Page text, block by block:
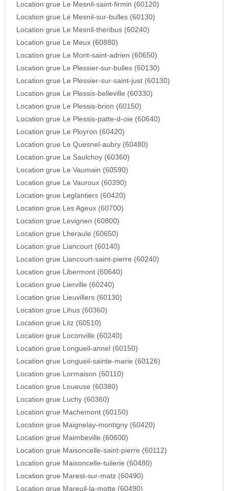
Location grue Le Mesnil-saint-firmin (60120)
Location grue Le Mesnil-sur-bulles (60130)
Location grue Le Mesnil-theribus (60240)
Location grue Le Meux (60880)
Location grue Le Mont-saint-adrien (60650)
Location grue Le Plessier-sur-bulles (60130)
Location grue Le Plessier-sur-saint-just (60130)
Location grue Le Plessis-belleville (60330)
Location grue Le Plessis-brion (60150)
Location grue Le Plessis-patte-d-oie (60640)
Location grue Le Ployron (60420)
Location grue Le Quesnel-aubry (60480)
Location grue Le Saulchoy (60360)
Location grue Le Vaumain (60590)
Location grue Le Vauroux (60390)
Location grue Leglantiers (60420)
Location grue Les Ageux (60700)
Location grue Levignen (60800)
Location grue Lheraule (60650)
Location grue Liancourt (60140)
Location grue Liancourt-saint-pierre (60240)
Location grue Libermont (60640)
Location grue Lierville (60240)
Location grue Lieuvillers (60130)
Location grue Lihus (60360)
Location grue Litz (60510)
Location grue Loconville (60240)
Location grue Longueil-annel (60150)
Location grue Longueil-sainte-marie (60126)
Location grue Lormaison (60110)
Location grue Loueuse (60380)
Location grue Luchy (60360)
Location grue Machemont (60150)
Location grue Maignelay-montigny (60420)
Location grue Maimbeville (60600)
Location grue Maisoncelle-saint-pierre (60112)
Location grue Maisoncelle-tuilerie (60480)
Location grue Marest-sur-matz (60490)
Location grue Mareuil-la-motte (60490)